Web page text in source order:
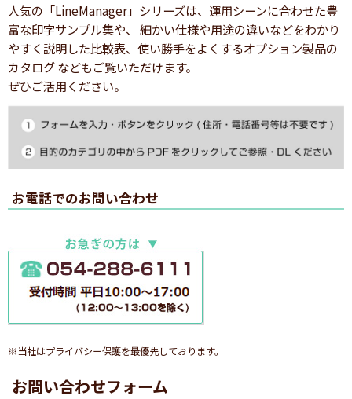
人気の「LineManager」シリーズは、運用シーンに合わせた豊
富な印字サンプル集や、 細かい仕様や用途の違いなどをわかり
やすく説明した比較表、使い勝手をよくするオプション製品の
カタログ などもご覧いただけます。
ぜひご活用ください。
お電話でのお問い合わせ
※当社はプライバシー保護を最優先しております。
お問い合わせフォーム